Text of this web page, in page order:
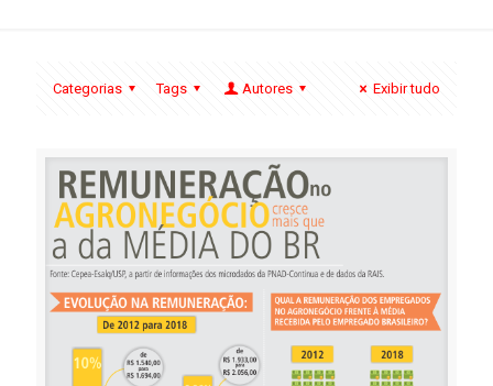
Categorias Tags Autores Exibir tudo